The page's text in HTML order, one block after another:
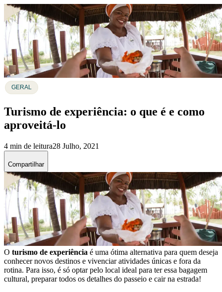
GERAL
Turismo de experiência: o que é e como
aproveitá-lo
4 min de leitura28 Julho, 2021
Compartilhar
O turismo de experiência é uma ótima alternativa para quem deseja
conhecer novos destinos e vivenciar atividades únicas e fora da
rotina. Para isso, é só optar pelo local ideal para ter essa bagagem
cultural, preparar todos os detalhes do passeio e cair na estrada!